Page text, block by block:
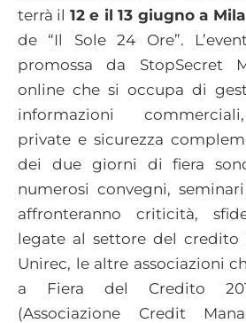
terrà il 12 e il 13 giugno a
de “Il Sole 24 Ore”.
promossa da StopSecret
online che si occupa di
informazioni
private e sicurezza
dei due giorni di fiera
numerosi convegni,
affronteranno criticità,
legate al settore del credito
Unirec, le altre associazioni
a Fiera del Credito
(Associazione Credit